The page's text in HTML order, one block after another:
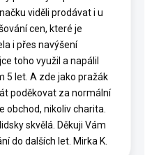
viděli prodávat i u
cen, které je
i přes navýšení
toho využil a napálil
5 let. A zde jako pražák
poděkovat za normální
obchod, nikoliv charita.
skvělá. Děkuji Vám
do dalších let. Mirka K.